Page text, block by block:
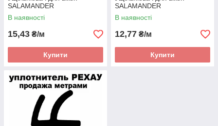
SALAMANDER
В наявності
15,43 ₴/м
Купити
SALAMANDER
В наявності
12,77 ₴/м
Купити